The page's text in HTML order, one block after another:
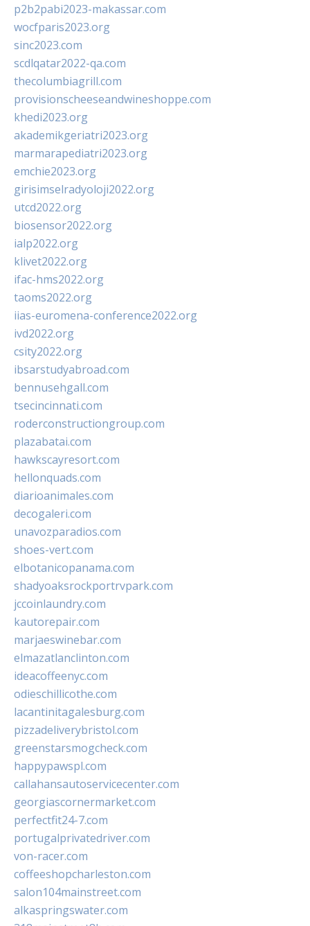
p2b2pabi2023-makassar.com
wocfparis2023.org
sinc2023.com
scdlqatar2022-qa.com
thecolumbiagrill.com
provisionscheeseandwineshoppe.com
khedi2023.org
akademikgeriatri2023.org
marmarapediatri2023.org
emchie2023.org
girisimselradyoloji2022.org
utcd2022.org
biosensor2022.org
ialp2022.org
klivet2022.org
ifac-hms2022.org
taoms2022.org
iias-euromena-conference2022.org
ivd2022.org
csity2022.org
ibsarstudyabroad.com
bennusehgall.com
tsecincinnati.com
roderconstructiongroup.com
plazabatai.com
hawkscayresort.com
hellonquads.com
diarioanimales.com
decogaleri.com
unavozparadios.com
shoes-vert.com
elbotanicopanama.com
shadyoaksrockportrvpark.com
jccoinlaundry.com
kautorepair.com
marjaeswinebar.com
elmazatlanclinton.com
ideacoffeenyc.com
odieschillicothe.com
lacantinitagalesburg.com
pizzadeliverybristol.com
greenstarsmogcheck.com
happypawspl.com
callahansautoservicecenter.com
georgiascornermarket.com
perfectfit24-7.com
portugalprivatedriver.com
von-racer.com
coffeeshopcharleston.com
salon104mainstreet.com
alkaspringswater.com